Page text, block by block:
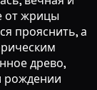
от жрицы
прояснить, а
древо,
рождении